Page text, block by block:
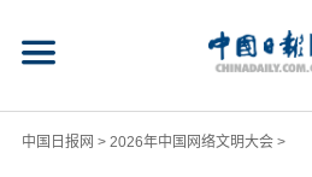
中国日报网 > 2026年中国网络文明大会>